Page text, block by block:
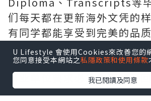
们每天都在更新海外文凭的
有同学都能享受到完美的品
*如果您遇到以下情况，我们
服务：
事业单位要求必须办理或者
找工作的；
U Lifestyle 會使用Cookies來改善您的
您同意接受本網站之私隱政策和使用條款
我已閱讀及同意